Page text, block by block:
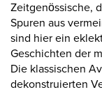
Zeitgenössische,
Spuren aus
sind hier ein
Geschichten der
Die klassischen
dekonstruierten